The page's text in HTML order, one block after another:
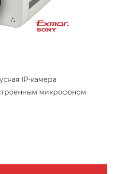
IP-камера
микрофоном